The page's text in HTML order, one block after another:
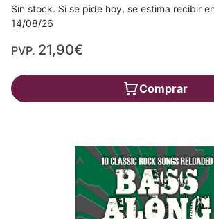
Sin stock. Si se pide hoy, se estima recibir
14/08/26
PVP. 21,90€
Comprar